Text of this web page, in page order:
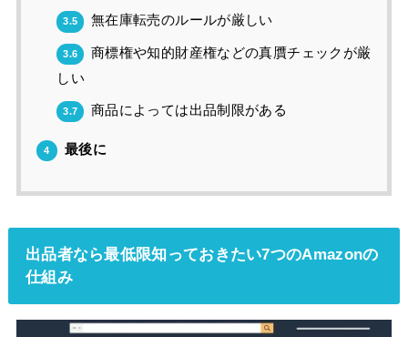
3.5 無在庫転売のルールが厳しい
3.6
商標権や知的財産権などの真贋チェックが厳
しい
3.7 商品によっては出品制限がある
4 最後に
出品者なら最低限知っておきたい7つのAmazonの
仕組み